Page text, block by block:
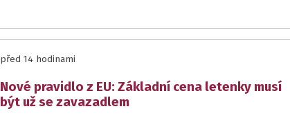
před 14 hodinami
Nové pravidlo z EU: Základní cena letenky musí
být už se zavazadlem